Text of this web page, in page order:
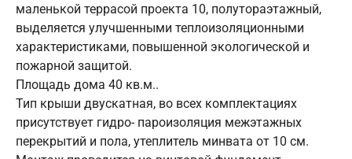
маленькой террасой проекта 10, полутораэтажный,
выделяется улучшенными теплоизоляционными
характеристиками, повышенной экологической и
пожарной защитой.
Площадь дома 40 кв.м..
Тип крыши двускатная, во всех комплектациях
присутствует гидро- пароизоляция межэтажных
перекрытий и пола, утеплитель минвата от 10 см.